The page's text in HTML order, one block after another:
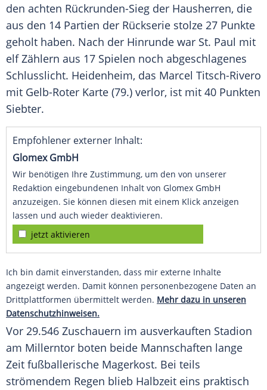
den achten Rückrunden-Sieg der Hausherren, die
aus den 14 Partien der Rückserie stolze 27 Punkte
geholt haben. Nach der Hinrunde war St. Paul mit
elf Zählern aus 17 Spielen noch abgeschlagenes
Schlusslicht. Heidenheim, das Marcel Titsch-Rivero
mit Gelb-Roter Karte (79.) verlor, ist mit 40 Punkten
Siebter.
Empfohlener externer Inhalt:
Glomex GmbH
Wir benötigen Ihre Zustimmung, um den von unserer
Redaktion eingebundenen Inhalt von Glomex GmbH
anzuzeigen. Sie können diesen mit einem Klick anzeigen
lassen und auch wieder deaktivieren.
jetzt aktivieren
Ich bin damit einverstanden, dass mir externe Inhalte
angezeigt werden. Damit können personenbezogene Daten an
Drittplattformen übermittelt werden. Mehr dazu in unseren
Datenschutzhinweisen.
Vor 29.546 Zuschauern im ausverkauften Stadion
am Millerntor boten beide Mannschaften lange
Zeit fußballerische Magerkost. Bei teils
strömendem Regen blieb Halbzeit eins praktisch